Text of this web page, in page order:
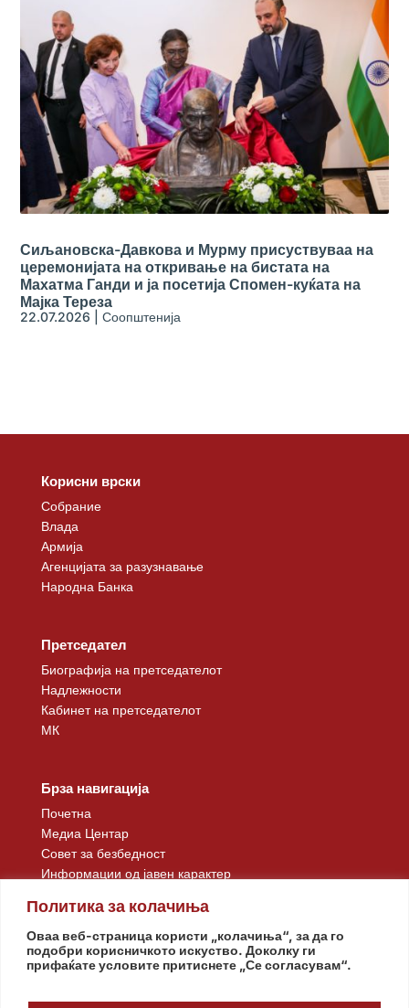
Политика за колачиња
Оваа веб-страница користи „колачиња“, за да го
подобри корисничкото искуство. Доколку ги
прифаќате условите притиснете „Се согласувам“.
Сиљановска-Давкова и Мурму присуствуваа на
церемонијата на откривање на бистата на
Махатма Ганди и ја посетија Спомен-куќата на
Мајка Тереза
22.07.2026 |Соопштенија
Корисни врски
Собрание
Влада
Армија
Агенцијата за разузнавање
Народна Банка
Претседател
Биографија на претседателот
Надлежности
Кабинет на претседателот
МК
Брза навигација
Почетна
Медиа Центар
Совет за безбедност
Информации од јавен карактер